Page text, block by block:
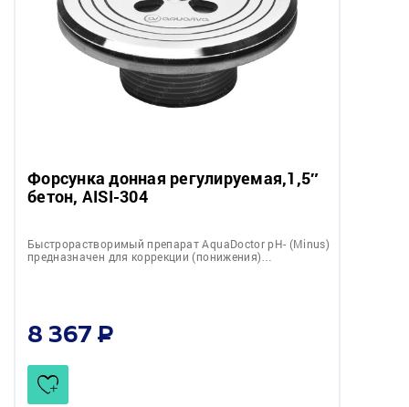
Форсунка донная регулируемая,1,5″
бетон, AISI-304
Быстрорастворимый препарат AquaDoctor pH- (Minus)
предназначен для коррекции (понижения)…
8 367